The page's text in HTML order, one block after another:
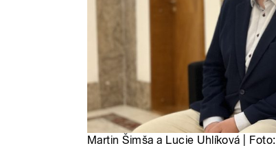
Martin Šimša a Lucie Uhlíková | Foto: